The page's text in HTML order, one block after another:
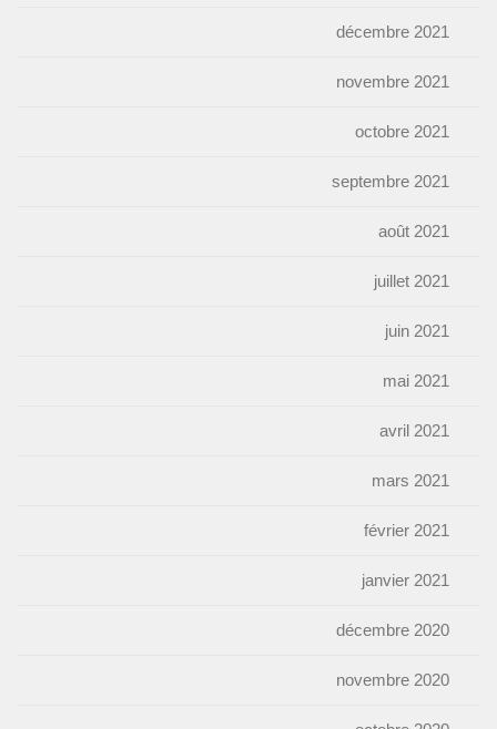
décembre 2021
novembre 2021
octobre 2021
septembre 2021
août 2021
juillet 2021
juin 2021
mai 2021
avril 2021
mars 2021
février 2021
janvier 2021
décembre 2020
novembre 2020